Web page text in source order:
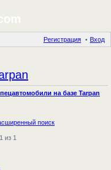
Вход
Регистрация
на базе Tarpan
поиск
из 1